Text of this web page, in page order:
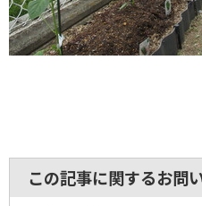
この記事に関するお問